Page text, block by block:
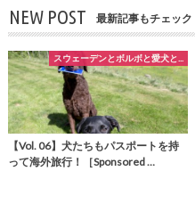
NEW POST 最新記事もチェック
スウェーデンとボルボと愛犬と...
【Vol. 06】犬たちもパスポートを持
って海外旅行！［Sponsored …